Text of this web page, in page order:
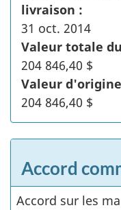
livraison :
31 oct. 2014
Valeur totale
204 846,40 $
Valeur
204 846,40 $
Accord
Accord sur les